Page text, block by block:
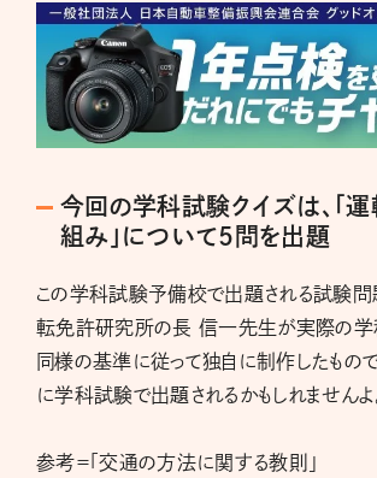
今回の学科試験クイズは、「
組み」について5問を出題
この学科試験予備校で出題される試験問
転免許研究所の長 信一先生が実際の学
同様の基準に従って独自に制作したもの
に学科試験で出題されるかもしれませんよ
参考＝「交通の方法に関する教則」